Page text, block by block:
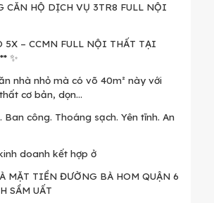
CĂN HỘ DỊCH VỤ 3TR8 FULL NỘI
5X – CCMN FULL NỘI THẤT TẠI
✨
nhà nhỏ mà có võ 40m² này với
cơ bản, dọn...
Ban công. Thoáng sạch. Yên tĩnh. An
doanh kết hợp ở
MẶT TIỀN ĐƯỜNG BÀ HOM QUẬN 6
SẦM UẤT